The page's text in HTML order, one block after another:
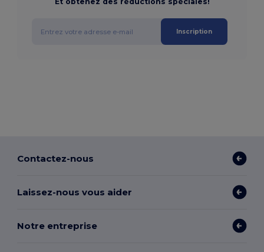
Inscription
Contactez-nous
Laissez-nous vous aider
Notre entreprise